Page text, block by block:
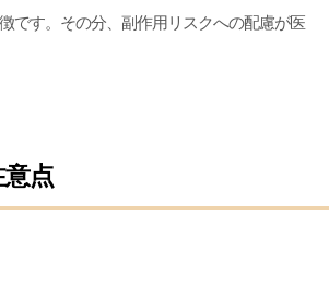
です。その分、副作用リスクへの配慮が医
点